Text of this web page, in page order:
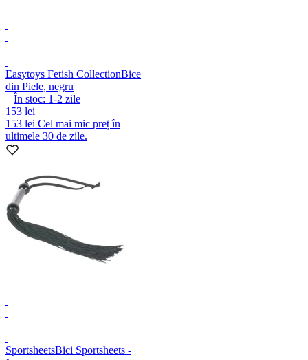
Easytoys Fetish CollectionBice
din Piele, negru
În stoc: 1-2 zile
153 lei
153 lei Cel mai mic preț în
ultimele 30 de zile.
SportsheetsBici Sportsheets -